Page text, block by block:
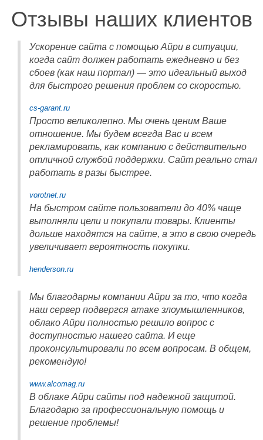
Отзывы наших клиентов
Ускорение сайта с помощью Айри в ситуации,
когда сайт должен работать ежедневно и без
сбоев (как наш портал) — это идеальный выход
для быстрого решения проблем со скоростью.
cs-garant.ru
Просто великолепно. Мы очень ценим Ваше
отношение. Мы будем всегда Вас и всем
рекламировать, как компанию с действительно
отличной службой поддержки. Сайт реально стал
работать в разы быстрее.
vorotnet.ru
На быстром сайте пользователи до 40% чаще
выполняли цели и покупали товары. Клиенты
дольше находятся на сайте, а это в свою очередь
увеличивает вероятность покупки.
henderson.ru
Мы благодарны компании Айри за то, что когда
наш сервер подвергся атаке злоумышленников,
облако Айри полностью решило вопрос с
доступностью нашего сайта. И еще
проконсультировали по всем вопросам. В общем,
рекомендую!
www.alcomag.ru
В облаке Айри сайты под надежной защитой.
Благодарю за профессиональную помощь и
решение проблемы!